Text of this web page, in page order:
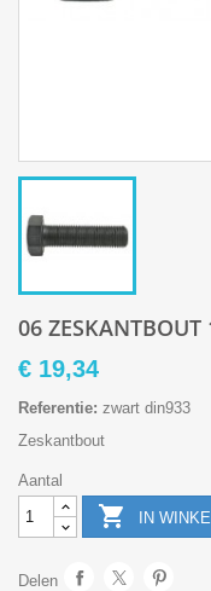
06
€ 19,34
Referentie: zwart din933
Zeskantbout
Aantal
 IN
Delen